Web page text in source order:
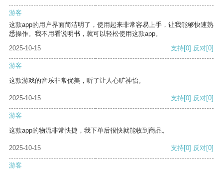
游客
这款app的用户界面简洁明了，使用起来非常容易上手，让我能够快速熟
悉操作。我不用看说明书，就可以轻松使用这款app。
2025-10-15
支持[0] 反对[0]
游客
这款游戏的音乐非常优美，听了让人心旷神怡。
2025-10-15 支持[0] 反对[0]
游客
这款app的物流非常快捷，我下单后很快就能收到商品。
2025-10-15 支持[0] 反对[0]
游客